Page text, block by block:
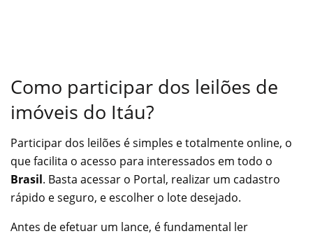
Como participar dos leilões de
imóveis do Itáu?
Participar dos leilões é simples e totalmente online, o
que facilita o acesso para interessados em todo o
Brasil. Basta acessar o Portal, realizar um cadastro
rápido e seguro, e escolher o lote desejado.
Antes de efetuar um lance, é fundamental ler